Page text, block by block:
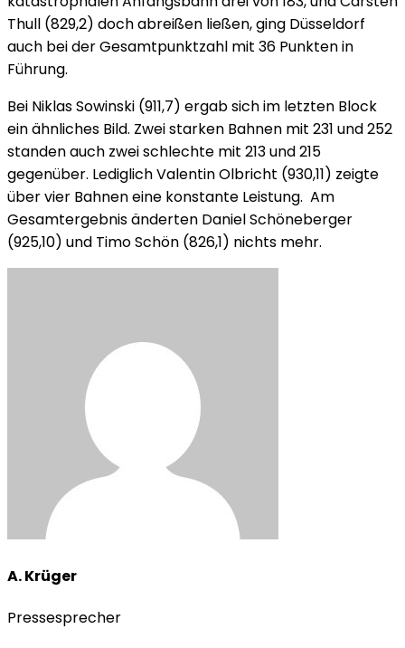
Thull (829,2) doch abreißen ließen, ging Düsseldorf
auch bei der Gesamtpunktzahl mit 36 Punkten in
Führung.
Bei Niklas Sowinski (911,7) ergab sich im letzten Block
ein ähnliches Bild. Zwei starken Bahnen mit 231 und 252
standen auch zwei schlechte mit 213 und 215
gegenüber. Lediglich Valentin Olbricht (930,11) zeigte
über vier Bahnen eine konstante Leistung. Am
Gesamtergebnis änderten Daniel Schöneberger
(925,10) und Timo Schön (826,1) nichts mehr.
A. Krüger
Pressesprecher